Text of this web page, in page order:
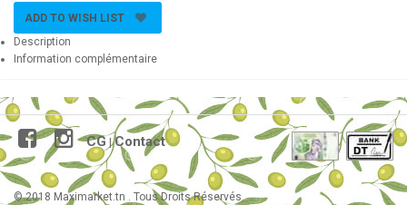
ADD TO WISH LIST
Description
Information complémentaire
CG |Contact
© 2018 Maximarket.tn . Tous Droits Réservés.